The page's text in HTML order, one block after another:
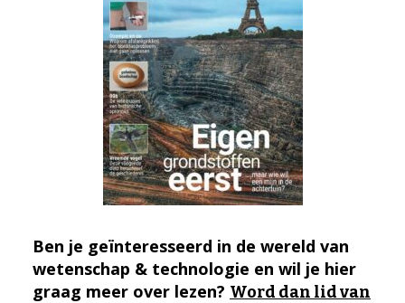
Ben je geïnteresseerd in de wereld van
wetenschap & technologie en wil je hier
graag meer over lezen? Word dan lid van